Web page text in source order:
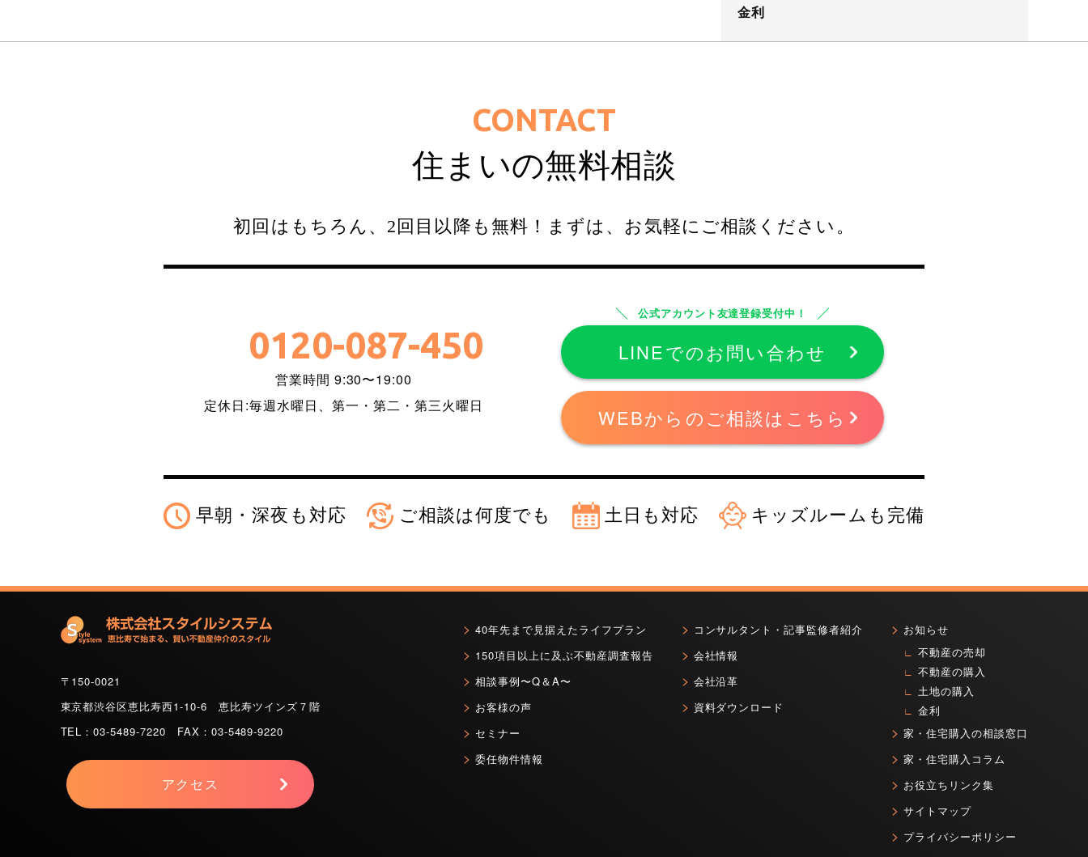
金利
CONTACT
住まいの無料相談
初回はもちろん、2回目以降も無料！ まずは、お気軽にご相談ください。
0120-087-450
営業時間 9:30〜19:00
定休日:毎週水曜日、第一・第二・第三火曜日
公式アカウント友達登録受付中！
LINEでのお問い合わせ
WEBからのご相談はこちら
早朝・深夜も対応 ご相談は何度でも 土日も対応 キッズルームも完備
〒150-0021
東京都渋谷区恵比寿西1-10-6 恵比寿ツインズ７階
TEL：03-5489-7220 FAX：03-5489-9220
アクセス
40年先まで見据えたライフプラン
150項目以上に及ぶ不動産調査報告
相談事例〜Q＆A〜
お客様の声
セミナー
委任物件情報
コンサルタント・記事監修者紹介
会社情報
会社沿革
資料ダウンロード
お知らせ
不動産の売却
不動産の購入
土地の購入
金利
家・住宅購入の相談窓口
家・住宅購入コラム
お役立ちリンク集
サイトマップ
プライバシーポリシー